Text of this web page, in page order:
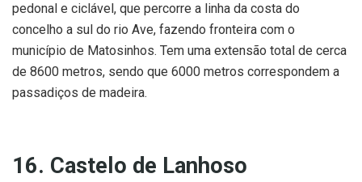
pedonal e ciclável, que percorre a linha da costa do
concelho a sul do rio Ave, fazendo fronteira com o
município de Matosinhos. Tem uma extensão total de cerca
de 8600 metros, sendo que 6000 metros correspondem a
passadiços de madeira.
16. Castelo de Lanhoso